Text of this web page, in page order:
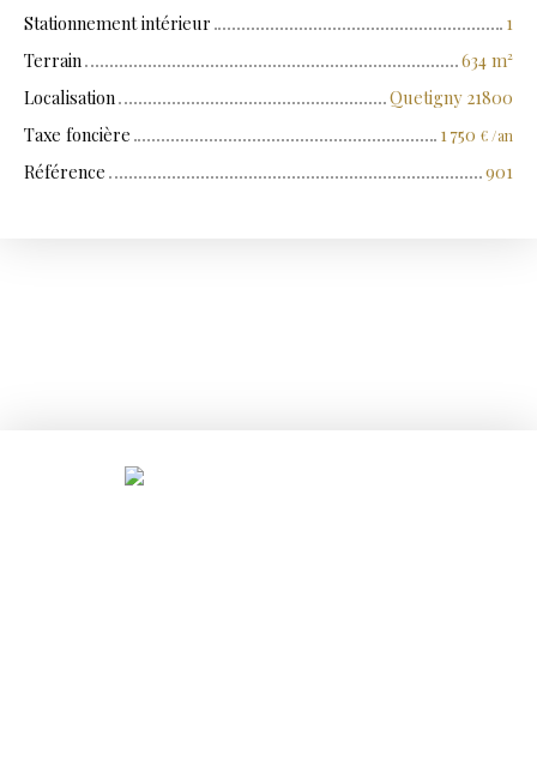
Stationnement intérieur
1
Terrain
634 m²
Localisation
Quetigny 21800
Taxe foncière
1 750 € /an
Référence 901